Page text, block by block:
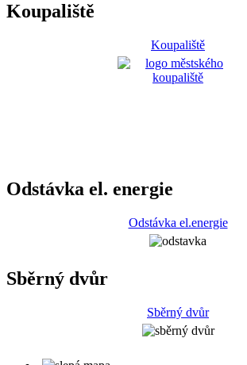
Koupaliště
Koupaliště
Odstávka el. energie
Odstávka el.energie
Sběrný dvůr
Sběrný dvůr